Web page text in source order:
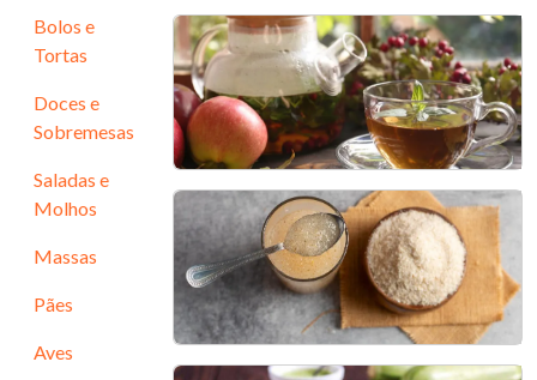
Bolos e
Tortas
Doces e
Sobremesas
Saladas e
Molhos
Massas
Pães
Aves
Chá Seca Barriga de
Gengibre, Cravo e Canela
10min - 2 porções
Chá Termogênico da Vovó
10 min - 1 porção